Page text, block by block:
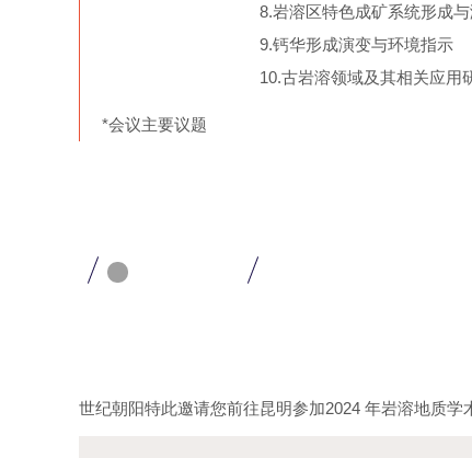
8.岩溶区特色成矿系统形成
9.钙华形成演变与环境指示
10.古岩溶领域及其相关应用
*会议主要议题
世纪朝阳特此邀请您前往昆明参加2024 年岩溶地质